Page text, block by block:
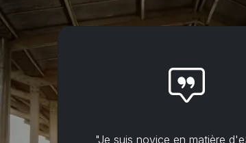
"Je suis novice en matière